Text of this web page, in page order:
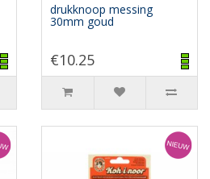
drukknoop messing
30mm goud
€10.25